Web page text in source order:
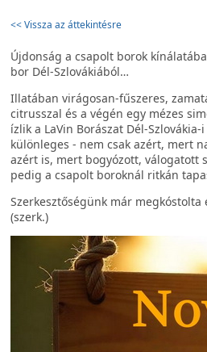
<< Vissza az áttekintésre
Újdonság a csapolt borok
bor Dél-Szlovákiából…
Illatában virágosan-fűszeres,
citrusszal és a végén egy mézes
ízlik a LaVin Borászat Dél-
különleges - nem csak azért, mert
azért is, mert bogyózott, válogatott
pedig a csapolt boroknál ritkán
Szerkesztőségünk már
(szerk.)